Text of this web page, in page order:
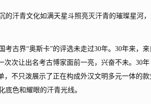
汗青文化如满天星斗照亮灭汗青的璀璨星河
古界“奥斯卡”的评选未走过30年。30年来，来
次次让出名考古博家面前一亮，兴奋不未。30年
，不只泼展示了正在构成外汉文明多元一体的款
色和耀眼的汗青光线。